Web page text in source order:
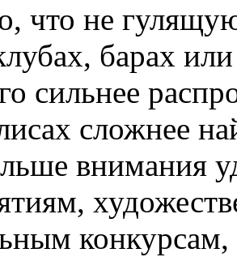
что не
барах
сильнее
сложнее
внимания